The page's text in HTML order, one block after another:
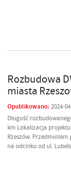
Rozbudowa
miasta
Opublikowano: 2024-
Długość
km Lokalizacja
Rzeszów.
na odcinku od ul.